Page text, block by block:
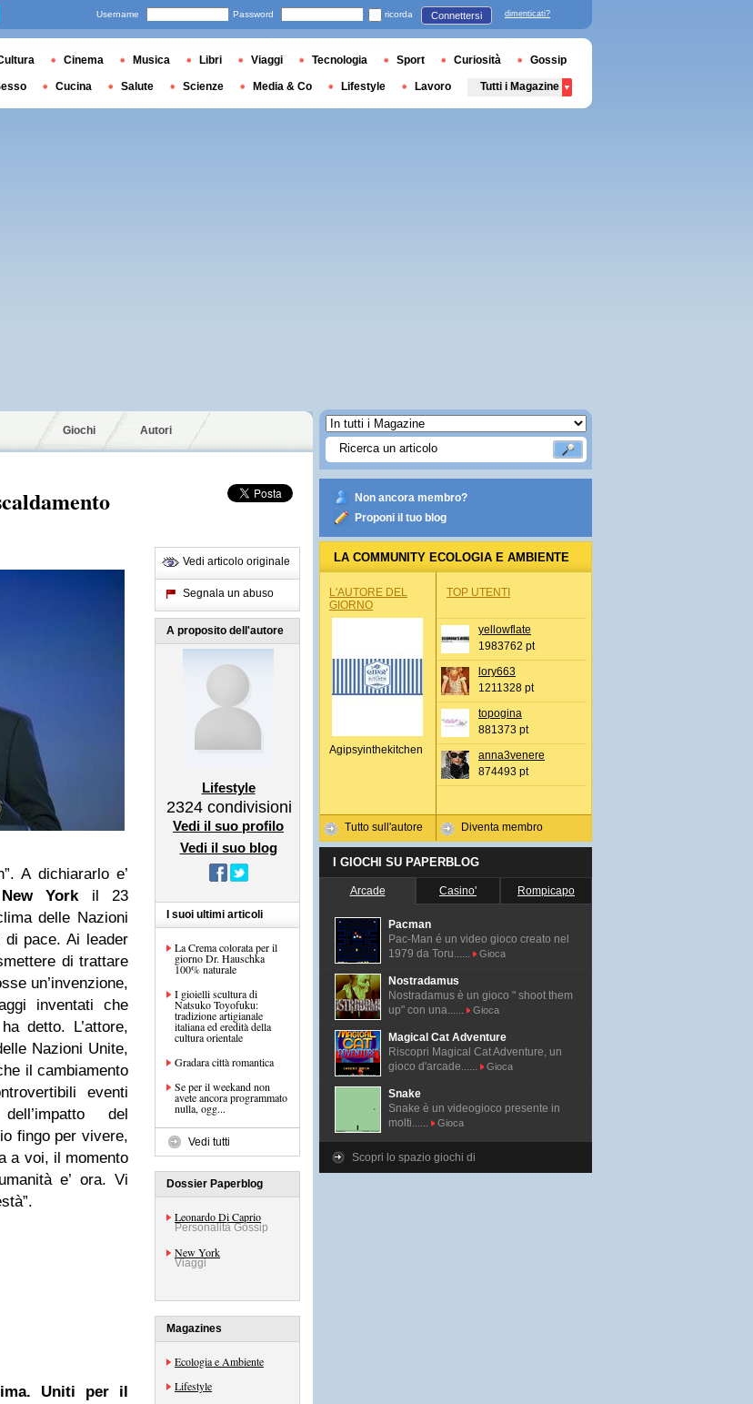
Giochi Autori
A dichiararlo e’
New Yorkil 23
delle Nazioni
pace. Ai leader
di trattare
un’invenzione,
inventati che
detto. L’attore,
Nazioni Unite,
il cambiamento
eventi
del
fingo per vivere,
a voi, il momento
e’ ora. Vi
Uniti per il
Vedi articolo originale
Segnala un abuso
A proposito dell'autore
Lifestyle
2324 condivisioni
Vedi il suo profilo
Vedi il suo blog
I suoi ultimi articoli
La Crema colorata per il
giorno Dr. Hauschka
100% naturale
I gioielli scultura di
Natsuko Toyofuku:
tradizione artigianale
italiana ed eredità della
cultura orientale
Gradara città romantica
Se per il weekand non
avete ancora programmato
nulla, ogg...
Vedi tutti
Dossier Paperblog
Leonardo Di Caprio
Personalità Gossip
New York
Viaggi
Magazines
Ecologia e Ambiente
Lifestyle
Non ancora membro?
Proponi il tuo blog
LA COMMUNITY ECOLOGIA E AMBIENTE
L'AUTORE DEL
GIORNO
Agipsyinthekitchen
Tutto sull'autore
TOP UTENTI
yellowflate
1983762 pt
lory663
1211328 pt
topogina
881373 pt
anna3venere
874493 pt
Diventa membro
I GIOCHI SU PAPERBLOG
Arcade Casino' Rompicapo
Pacman
Pac-Man é un video gioco creato nel
1979 da Toru......
Gioca
Nostradamus
Nostradamus è un gioco " shoot them
up" con una......
Gioca
Magical Cat Adventure
Riscopri Magical Cat Adventure, un
gioco d'arcade......
Gioca
Snake
Snake è un videogioco presente in
molti......
Gioca
Scopri lo spazio giochi di
Username Password ricorda Connettersi dimenticati?
Cinema Musica Libri Viaggi Tecnologia Sport Curiosità Gossip
Cucina Salute Scienze Media & Co Lifestyle Lavoro Tutti i Magazine